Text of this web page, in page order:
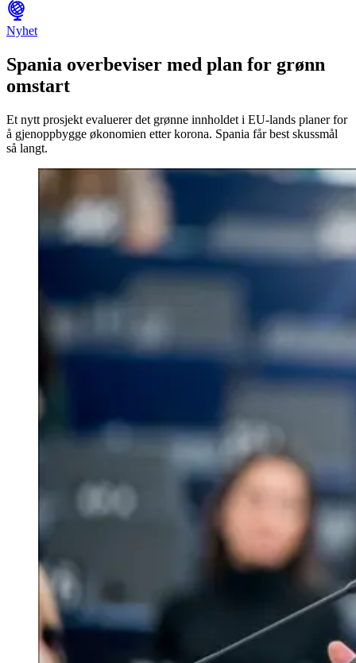
Nyhet
Spania overbeviser med plan for grønn
omstart
Et nytt prosjekt evaluerer det grønne innholdet i EU-lands planer for
å gjenoppbygge økonomien etter korona. Spania får best skussmål
så langt.